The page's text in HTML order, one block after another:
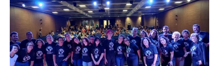
participa
do
projeto
“Atitudes
Adotivas
Transformam